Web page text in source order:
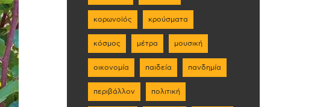
κορωνοϊός κρούσματα
κόσμος μέτρα μουσική
οικονομία παιδεία πανδημία
περιβάλλον πολιτική